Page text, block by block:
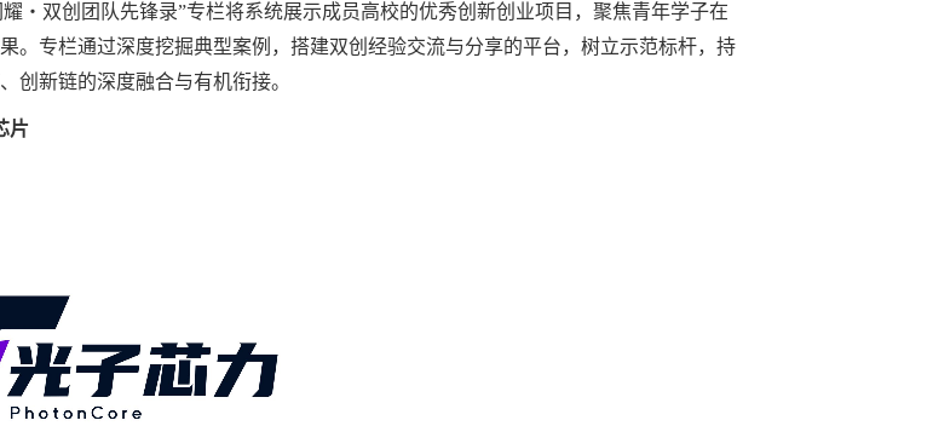
・双创团队先锋录”专栏将系统展示成员高校的优秀创新创业项目，聚焦青年学子在
。专栏通过深度挖掘典型案例，搭建双创经验交流与分享的平台，树立示范标杆，持
创新链的深度融合与有机衔接。
片